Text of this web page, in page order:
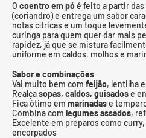
O coentro em póé feito a partir
(coriandro) e entrega um sabor
notas cítricas e um toque
curinga para quem quer dar mais
rapidez, já que se mistura
uniforme em caldos, molhos e
Sabor e combinações
Vai muito bem com feijão, lentilha
Realçasopas, caldos, guisadose
Fica ótimo em marinadase
Combina com legumes assados,
Excelente em preparos como
encorpados